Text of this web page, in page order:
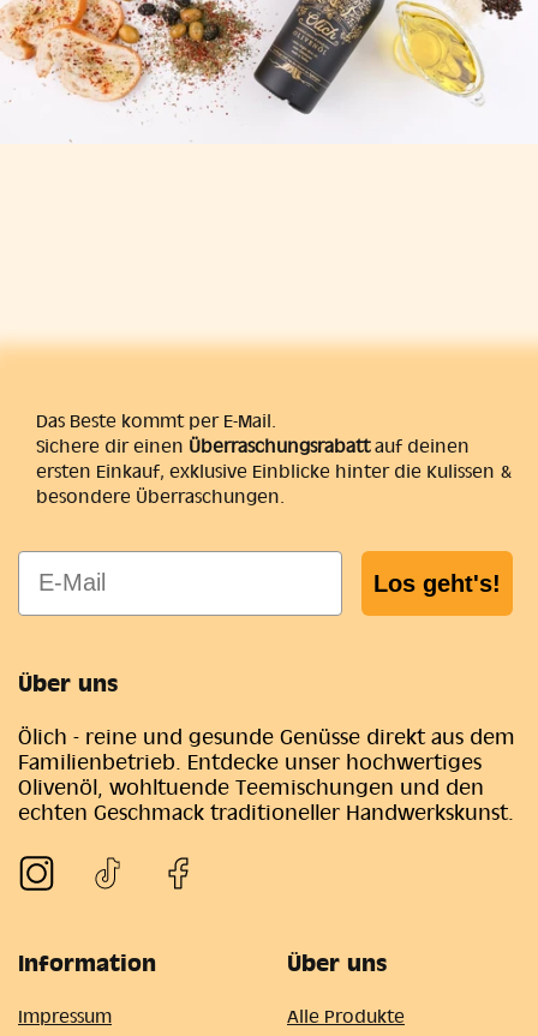
Das Beste kommt per E-Mail.
Sichere dir einen Überraschungsrabattauf deinen
ersten Einkauf, exklusive Einblicke hinter die Kulissen &
besondere Überraschungen.
E-Mail
Los geht's!
Über uns
Ölich - reine und gesunde Genüsse direkt aus dem
Familienbetrieb. Entdecke unser hochwertiges
Olivenöl, wohltuende Teemischungen und den
echten Geschmack traditioneller Handwerkskunst.
Information
Impressum
Über uns
Alle Produkte